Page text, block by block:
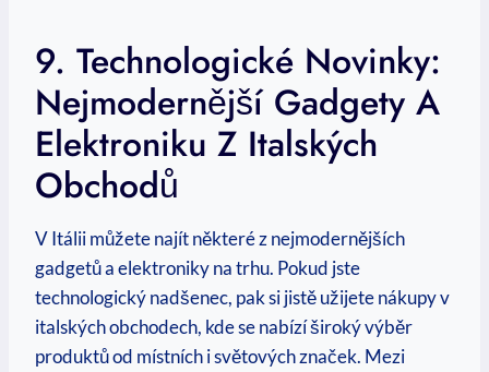
9. Technologické Novinky:
Nejmodernější Gadgety A
Elektroniku Z Italských
Obchodů
V Itálii můžete najít některé z nejmodernějších
gadgetů a elektroniky na trhu. Pokud jste
technologický nadšenec, pak si jistě užijete nákupy v
italských obchodech, kde se nabízí široký výběr
produktů od místních i světových značek. Mezi